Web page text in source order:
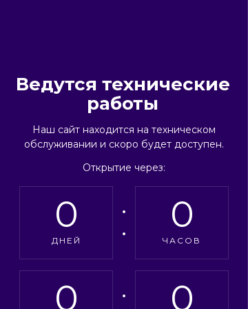
Ведутся технические
работы
Наш сайт находится на техническом
обслуживании и скоро будет доступен.
Открытие через:
0
ДНЕЙ
0
ЧАСОВ
0 0